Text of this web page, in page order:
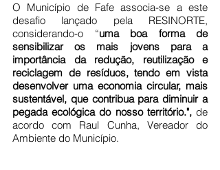
O Município de Fafe associa-se a este
desafio lançado pela RESINORTE,
considerando-o “uma boa forma de
sensibilizar os mais jovens para a
importância da redução, reutilização e
reciclagem de resíduos, tendo em vista
desenvolver uma economia circular, mais
sustentável, que contribua para diminuir a
pegada ecológica do nosso território.", de
acordo com Raul Cunha, Vereador do
Ambiente do Município.